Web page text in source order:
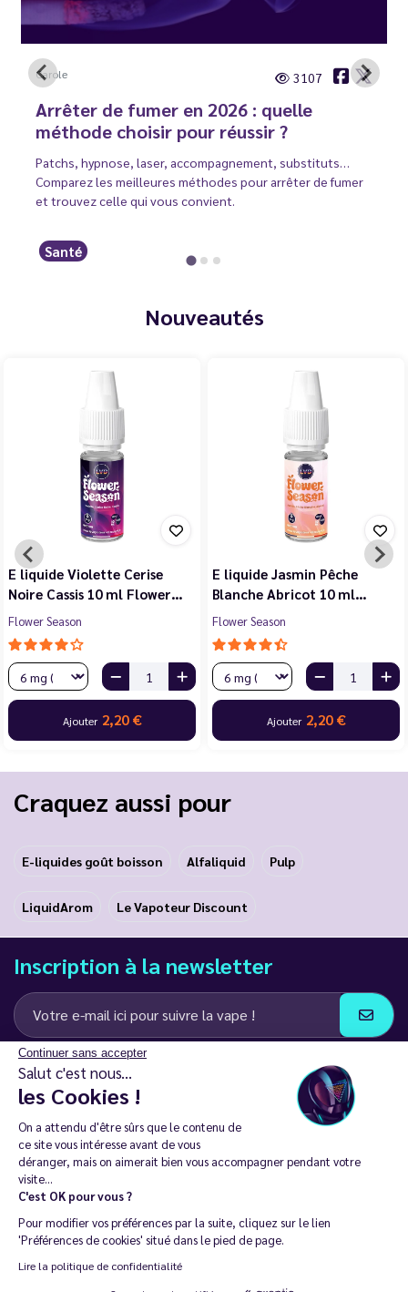
Continuer sans accepter
Salut c'est nous...
les Cookies !
On a attendu d'être sûrs que le contenu de
ce site vous intéresse avant de vous
déranger, mais on aimerait bien vous accompagner pendant votre
visite...
C'est OK pour vous ?
Pour modifier vos préférences par la suite, cliquez sur le lien
'Préférences de cookies' situé dans le pied de page.
Lire la politique de confidentialité
Carole 3107
Arrêter de fumer en 2026 : quelle
méthode choisir pour réussir ?
Patchs, hypnose, laser, accompagnement, substituts…
Comparez les meilleures méthodes pour arrêter de fumer
et trouvez celle qui vous convient.
Santé
Nouveautés
E liquide Violette Cerise
Noire Cassis 10 ml Flower…
Flower Season
Ajouter 2,20 €
E liquide Jasmin Pêche
Blanche Abricot 10 ml…
Flower Season
Ajouter 2,20 €
Craquez aussi pour
E-liquides goût boisson Alfaliquid Pulp
LiquidArom Le Vapoteur Discount
Inscription à la newsletter
J’accepte de recevoir des communications e-mail et SMS de la part de
LD Groupe
Restez en contact
La vente de cigarette électronique est interdite chez les moins de
18 ans. 🔞
Copyright © 2014 - 2026 Le Vapoteur Discount - Tous droits